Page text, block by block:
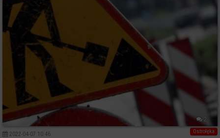
2
Ostrołęka
2022-04-07 10:46